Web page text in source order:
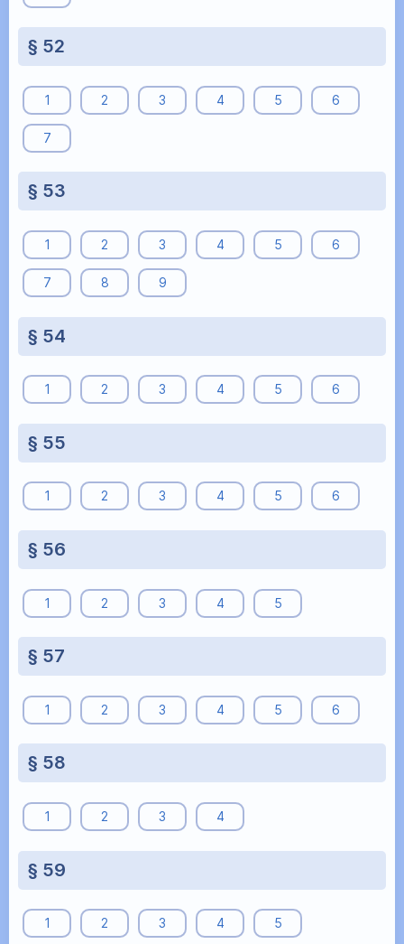
§ 52
1 2 3 4 5 6
7
§ 53
1 2 3 4 5 6
7 8 9
§ 54
1 2 3 4 5 6
§ 55
1 2 3 4 5 6
§ 56
1 2 3 4 5
§ 57
1 2 3 4 5 6
§ 58
1 2 3 4
§ 59
1 2 3 4 5